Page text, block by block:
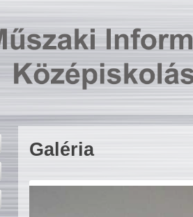
Galéria